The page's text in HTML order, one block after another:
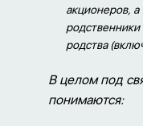
акционеров,
родства
В целом под
понимаются: